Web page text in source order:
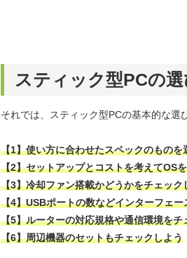
スティック型PCの
それでは、スティック型PCの基本的な選
【1】使い方に合わせたスペックのものを
【2】セットアップとコストを考えてOS
【3】冷却ファン搭載かどうかをチェック
【4】USBポートの数などインターフェー
【5】ルーターの対応規格や通信環境をチ
【6】周辺機器のセットもチェックしよう